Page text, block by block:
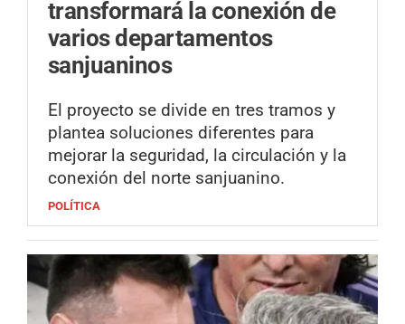
transformará la conexión de
varios departamentos
sanjuaninos
El proyecto se divide en tres tramos y
plantea soluciones diferentes para
mejorar la seguridad, la circulación y la
conexión del norte sanjuanino.
POLÍTICA